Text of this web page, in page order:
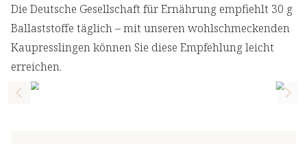
Die Deutsche Gesellschaft für Ernährung empfiehlt 30 g
Ballaststoffe täglich – mit unseren wohlschmeckenden
Kaupresslingen können Sie diese Empfehlung leicht
erreichen.
Previous slide